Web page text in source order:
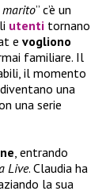
marito” c’è un
utenti tornano
e vogliono
familiare. Il
il momento
una
una serie
, entrando
Live. Claudia ha
la sua